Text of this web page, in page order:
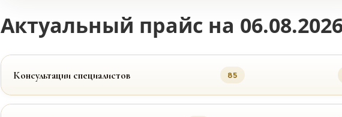
Актуальный прайс на
Консультации специалистов 85